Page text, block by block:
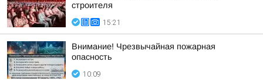
строителя
15:21
Внимание! Чрезвычайная пожарная
опасность
10:09